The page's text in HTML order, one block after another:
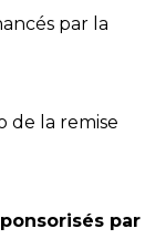
par la
de la remise
par